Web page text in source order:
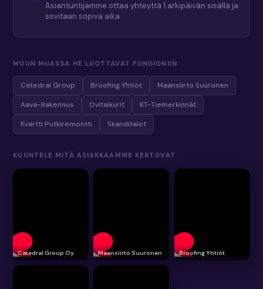
Asiantuntijamme ottaa yhteyttä 1 arkipäivän sisällä ja
sovitaan sopiva aika
MUUN MUASSA HE LUOTTAVAT FONDIONIIN
Catedral Group Broofing Yhtiöt Maansiirto Suuronen
Aava-Rakennus Ovitaikurit KT-Tiemerkinnät
Kvartti Putkiremontti Skanditalot
KUUNTELE MITÄ ASIAKKAAMME KERTOVAT
Catedral Group Oy Maansiirto Suuronen Broofing Yhtiöt